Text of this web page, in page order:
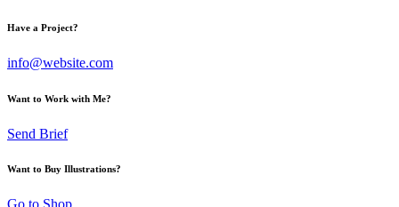
Have a Project?
info@website.com
Want to Work with Me?
Send Brief
Want to Buy Illustrations?